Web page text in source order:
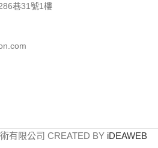
巷31號1樓
有限公司 CREATED BY iDEAWEB